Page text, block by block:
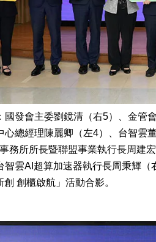
國發會主委劉鏡清（右5）、金管
心總經理陳麗卿（左4）、台智雲
務所所長暨聯盟事業執行長周建
智雲AI超算加速器執行長周秉輝
創 創櫃啟航」活動合影。